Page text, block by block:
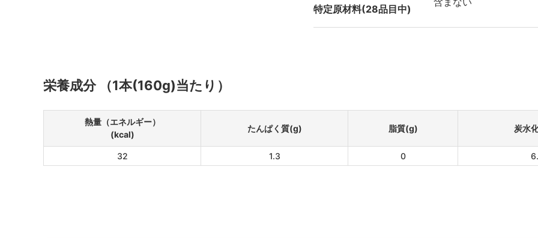
特定原材料(28品目中)
栄養成分 （1本(160g)当たり）
熱量（エネルギー）
(kcal)
たんぱく質(g) 脂質(g) 炭水
32 1.3 0